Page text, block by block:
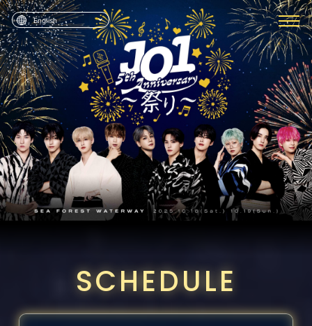
English
SCHEDULE